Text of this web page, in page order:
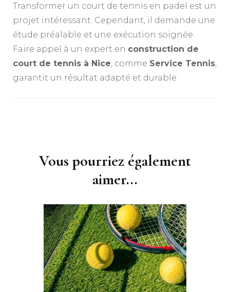
Transformer un court de tennis en padel est un
projet intéressant. Cependant, il demande une
étude préalable et une exécution soignée.
Faire appel à un expert en construction de
court de tennis à Nice , comme Service Tennis
garantit un résultat adapté et durable.
Vous pourriez également
aimer...